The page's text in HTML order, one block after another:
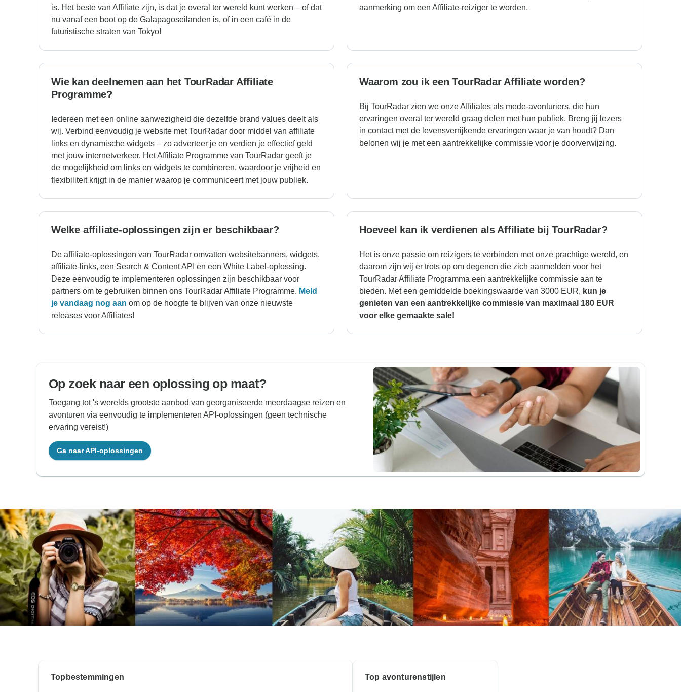
is. Het beste van Affiliate zijn, is dat je overal ter wereld kunt werken – of dat
nu vanaf een boot op de Galapagoseilanden is, of in een café in de
futuristische straten van Tokyo!
aanmerking om een Affiliate-reiziger te worden.
Wie kan deelnemen aan het TourRadar Affiliate
Programme?
Iedereen met een online aanwezigheid die dezelfde brand values deelt als
wij. Verbind eenvoudig je website met TourRadar door middel van affiliate
links en dynamische widgets – zo adverteer je en verdien je effectief geld
met jouw internetverkeer. Het Affiliate Programme van TourRadar geeft je
de mogelijkheid om links en widgets te combineren, waardoor je vrijheid en
flexibiliteit krijgt in de manier waarop je communiceert met jouw publiek.
Waarom zou ik een TourRadar Affiliate worden?
Bij TourRadar zien we onze Affiliates als mede-avonturiers, die hun
ervaringen overal ter wereld graag delen met hun publiek. Breng jij lezers
in contact met de levensverrijkende ervaringen waar je van houdt? Dan
belonen wij je met een aantrekkelijke commissie voor je doorverwijzing.
Welke affiliate-oplossingen zijn er beschikbaar?
De affiliate-oplossingen van TourRadar omvatten websitebanners, widgets,
affiliate-links, een Search & Content API en een White Label-oplossing.
Deze eenvoudig te implementeren oplossingen zijn beschikbaar voor
partners om te gebruiken binnen ons TourRadar Affiliate Programme. Meld
je vandaag nog aan om op de hoogte te blijven van onze nieuwste
releases voor Affiliates!
Hoeveel kan ik verdienen als Affiliate bij TourRadar?
Het is onze passie om reizigers te verbinden met onze prachtige wereld, en
daarom zijn wij er trots op om degenen die zich aanmelden voor het
TourRadar Affiliate Programma een aantrekkelijke commissie aan te
bieden. Met een gemiddelde boekingswaarde van 3000 EUR, kun je
genieten van een aantrekkelijke commissie van maximaal 180 EUR
voor elke gemaakte sale!
Op zoek naar een oplossing op maat?
Toegang tot 's werelds grootste aanbod van georganiseerde meerdaagse reizen en
avonturen via eenvoudig te implementeren API-oplossingen (geen technische
ervaring vereist!)
Ga naar API-oplossingen
Topbestemmingen Top avonturenstijlen